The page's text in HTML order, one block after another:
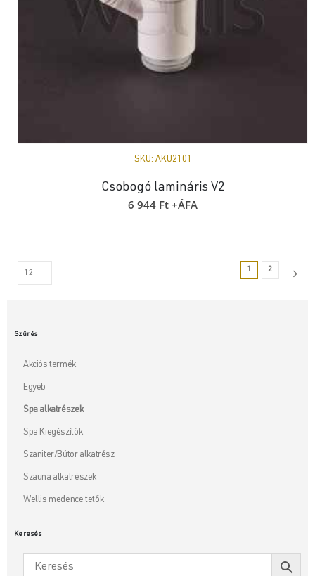
SKU: AKU2101
Csobogó lamináris V2
6 944 Ft +ÁFA
1 2
Szűrés
Akciós termék
Egyéb
Spa alkatrészek
Spa Kiegészítők
Szaniter/Bútor alkatrész
Szauna alkatrészek
Wellis medence tetők
Keresés